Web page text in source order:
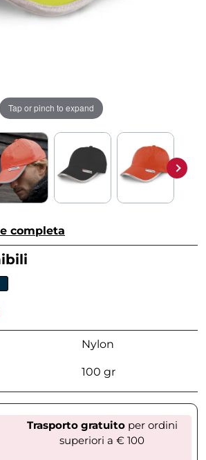
Tap or pinch to expand
completa
Nylon
100 gr
Trasporto gratuitoper ordini
superiori a € 100